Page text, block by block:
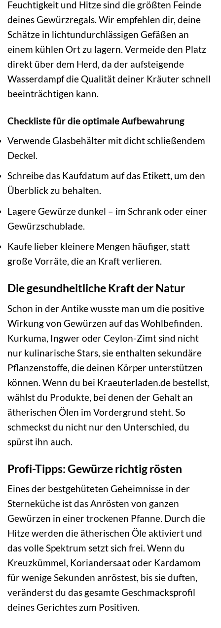
Feuchtigkeit und Hitze sind die größten Feinde
deines Gewürzregals. Wir empfehlen dir, deine
Schätze in lichtundurchlässigen Gefäßen an
einem kühlen Ort zu lagern. Vermeide den Platz
direkt über dem Herd, da der aufsteigende
Wasserdampf die Qualität deiner Kräuter schnell
beeinträchtigen kann.
Checkliste für die optimale Aufbewahrung
Verwende Glasbehälter mit dicht schließendem
Deckel.
Schreibe das Kaufdatum auf das Etikett, um den
Überblick zu behalten.
Lagere Gewürze dunkel – im Schrank oder einer
Gewürzschublade.
Kaufe lieber kleinere Mengen häufiger, statt
große Vorräte, die an Kraft verlieren.
Die gesundheitliche Kraft der Natur
Schon in der Antike wusste man um die positive
Wirkung von Gewürzen auf das Wohlbefinden.
Kurkuma, Ingwer oder Ceylon-Zimt sind nicht
nur kulinarische Stars, sie enthalten sekundäre
Pflanzenstoffe, die deinen Körper unterstützen
können. Wenn du bei Kraeuterladen.de bestellst,
wählst du Produkte, bei denen der Gehalt an
ätherischen Ölen im Vordergrund steht. So
schmeckst du nicht nur den Unterschied, du
spürst ihn auch.
Profi-Tipps: Gewürze richtig rösten
Eines der bestgehüteten Geheimnisse in der
Sterneküche ist das Anrösten von ganzen
Gewürzen in einer trockenen Pfanne. Durch die
Hitze werden die ätherischen Öle aktiviert und
das volle Spektrum setzt sich frei. Wenn du
Kreuzkümmel, Koriandersaat oder Kardamom
für wenige Sekunden anröstest, bis sie duften,
veränderst du das gesamte Geschmacksprofil
deines Gerichtes zum Positiven.